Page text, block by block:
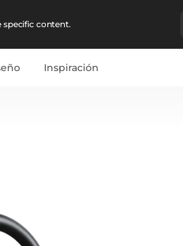
specific content.
Inspiración